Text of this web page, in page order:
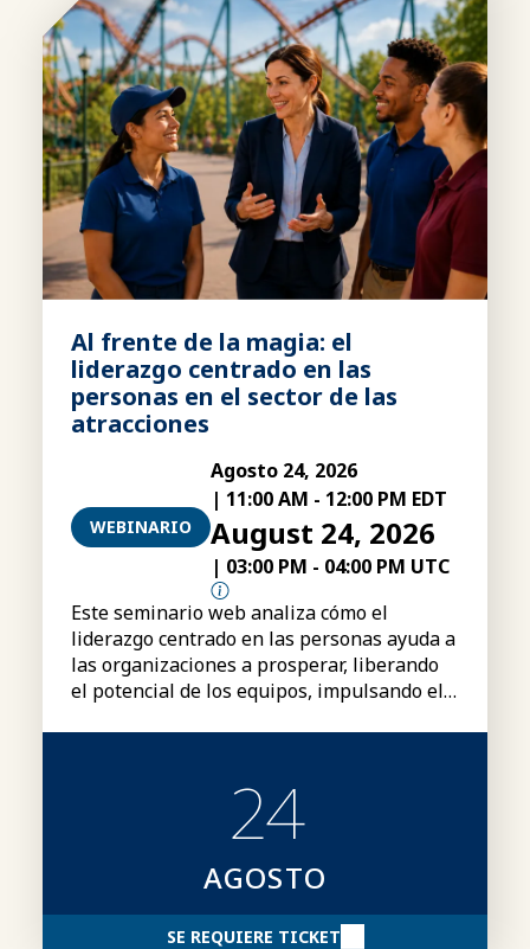
Al frente de la magia: el
liderazgo centrado en las
personas en el sector de las
atracciones
WEBINARIO
Agosto 24, 2026
| 11:00 AM - 12:00 PM EDT
August 24, 2026
| 03:00 PM - 04:00 PM UTC
Este seminario web analiza cómo el
liderazgo centrado en las personas ayuda a
las organizaciones a prosperar, liberando
el potencial de los equipos, impulsando el
24
AGOSTO
SE REQUIERE TICKET